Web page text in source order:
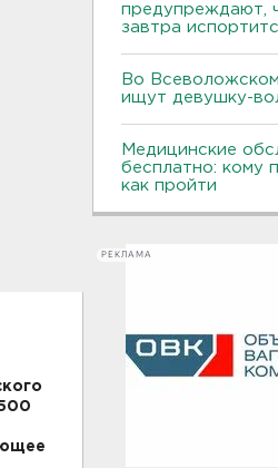
предупреждают,
завтра
Во
ищут девушку-
Медицинские
бесплатно: кому
как пройти
РЕКЛАМА